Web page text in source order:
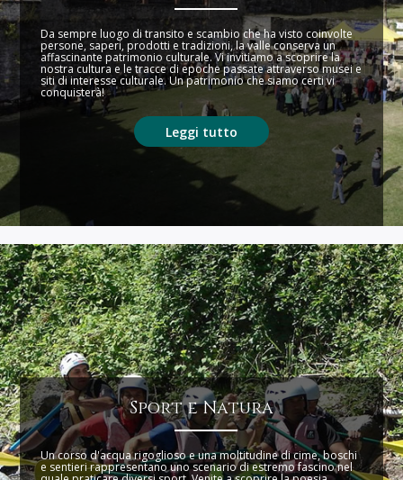
Da sempre luogo di transito e scambio che ha visto coinvolte
persone, saperi, prodotti e tradizioni, la valle conserva un
affascinante patrimonio culturale. Vi invitiamo a scoprire la
nostra cultura e le tracce di epoche passate attraverso musei e
siti di interesse culturale. Un patrimonio che siamo certi vi
conquisterà!
Leggi tutto
Sport e Natura
Un corso d'acqua rigoglioso e una moltitudine di cime, boschi
e sentieri rappresentano uno scenario di estremo fascino nel